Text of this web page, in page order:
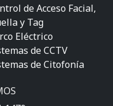
de Acceso Facial,
y Tag
Eléctrico
de CCTV
de Citofonía